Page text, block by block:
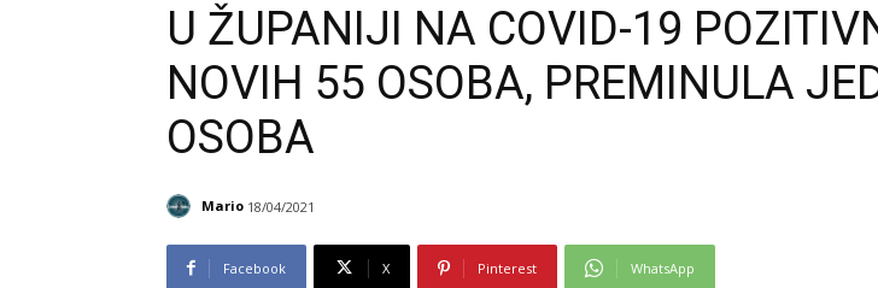
U ŽUPANIJI NA COVID-19
NOVIH 55 OSOBA, PREMINULA
OSOBA
Mario 18/04/2021
Facebook X Pinterest WhatsApp